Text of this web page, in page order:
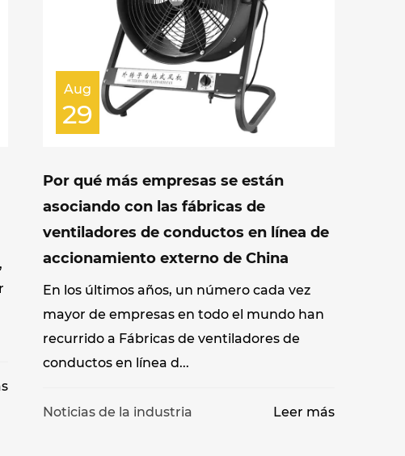
Aug
29
Por qué más empresas se están
asociando con las fábricas de
ventiladores de conductos en línea de
accionamiento externo de China
En los últimos años, un número cada vez
mayor de empresas en todo el mundo han
recurrido a Fábricas de ventiladores de
conductos en línea d...
Noticias de la industria Leer más